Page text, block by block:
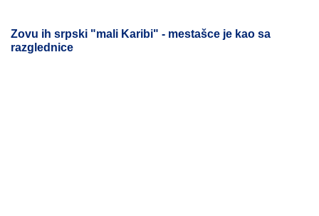
Zovu ih srpski "mali Karibi" - mestašce je kao sa
razglednice